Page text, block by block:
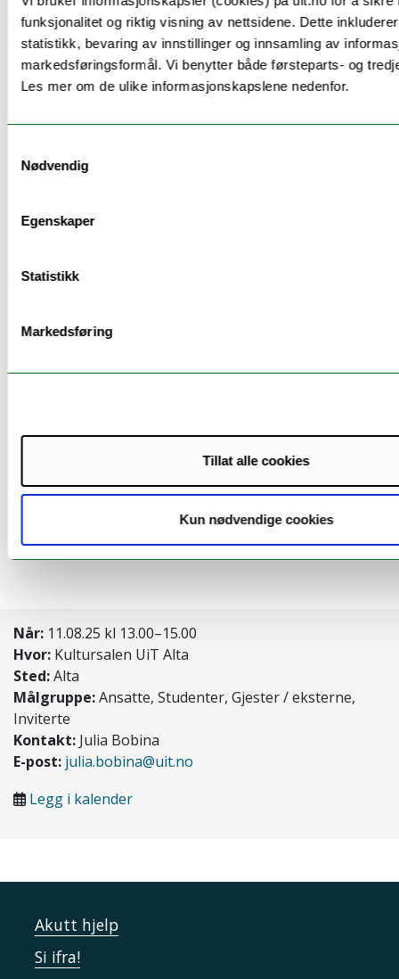
funksjonalitet og riktig visning av nettsidene. Dette
statistikk, bevaring av innstillinger og innsamling av
markedsføringsformål. Vi benytter både førsteparts- og
Les mer om de ulike informasjonskapslene nedenfor.
Nødvendig
Egenskaper
Statistikk
Markedsføring
Tillat alle cookies
Kun nødvendige cookies
Når: 11.08.25 kl 13.00–15.00
Hvor: Kultursalen UiT Alta
Sted:Alta
Målgruppe:Ansatte, Studenter, Gjester / eksterne,
Inviterte
Kontakt: Julia Bobina
E-post: julia.bobina@uit.no
Legg i kalender
Akutt hjelp
Si ifra!